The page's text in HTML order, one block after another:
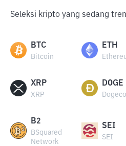
Seleksi kripto yang sedang
BTC
Bitcoin
ETH
XRP
XRP
DOGE
B2
BSquared
Network
SEI
SEI